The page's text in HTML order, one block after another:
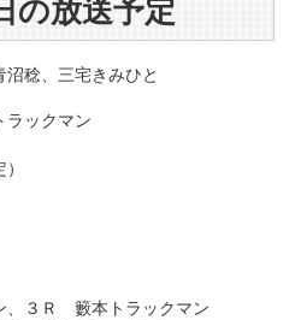
の放送予定
、三宅きみひと
ックマン
、３Ｒ 籔本トラックマン